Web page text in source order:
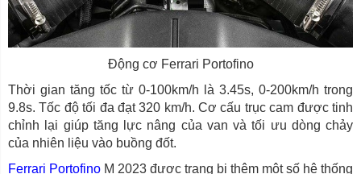
Động cơ Ferrari Portofino
Thời gian tăng tốc từ 0-100km/h là 3.45s, 0-200km/h trong
9.8s. Tốc độ tối đa đạt 320 km/h. Cơ cấu trục cam được tinh
chỉnh lại giúp tăng lực nâng của van và tối ưu dòng chảy
của nhiên liệu vào buồng đốt.
Ferrari Portofino M 2023 được trang bị thêm một số hệ thống